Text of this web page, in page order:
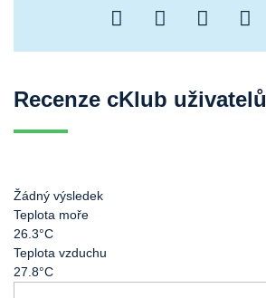
Recenze cKlub uživatelů
Žádný výsledek
Teplota moře
26.3°C
Teplota vzduchu
27.8°C